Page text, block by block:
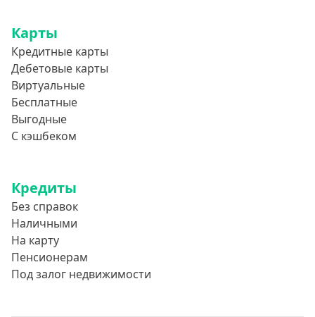
Карты
Кредитные карты
Дебетовые карты
Виртуальные
Бесплатные
Выгодные
С кэшбеком
Кредиты
Без справок
Наличными
На карту
Пенсионерам
Под залог недвижимости